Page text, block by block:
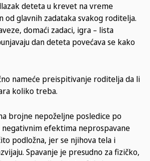
deteta u krevet na vreme
od glavnih zadataka svakog roditelja.
domaći zadaci, igra – lista
dan deteta povećava se kako
nameće preispitivanje roditelja da li
koliko treba.
brojne nepoželjne posledice po
efektima neprospavane
podložna, jer se njihova tela i
Spavanje je presudno za fizičko,